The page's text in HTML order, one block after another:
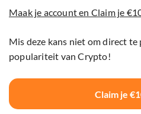
Maak je account en Claim je
Mis deze kans niet om direct
populariteit van Crypto!
Claim je